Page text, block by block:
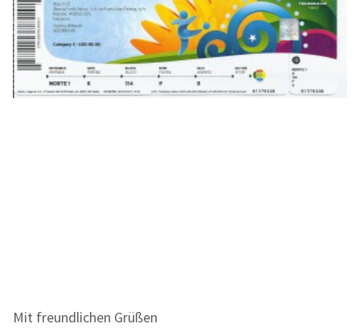
Mit freundlichen Grüßen